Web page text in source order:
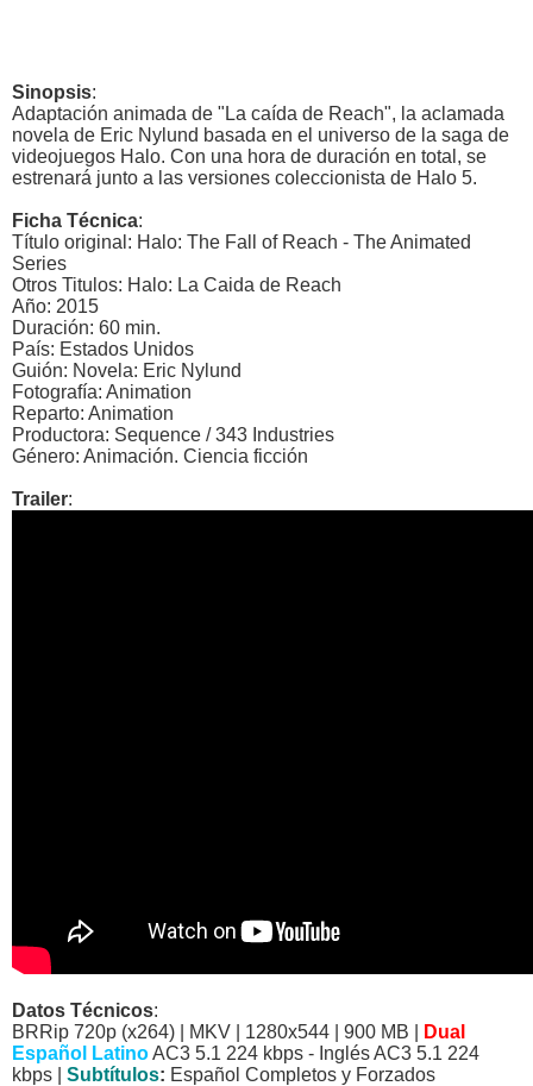
Sinopsis:
Adaptación animada de "La caída de Reach", la aclamada
novela de Eric Nylund basada en el universo de la saga de
videojuegos Halo. Con una hora de duración en total, se
estrenará junto a las versiones coleccionista de Halo 5.
Ficha Técnica:
Título original: Halo: The Fall of Reach - The Animated
Series
Otros Titulos: Halo: La Caida de Reach
Año: 2015
Duración: 60 min.
País: Estados Unidos
Guión: Novela: Eric Nylund
Fotografía: Animation
Reparto: Animation
Productora: Sequence / 343 Industries
Género: Animación. Ciencia ficción
Trailer:
Datos Técnicos:
BRRip 720p (x264) | MKV | 1280x544 | 900 MB |
Dual
Español LatinoAC3 5.1 224 kbps - Inglés AC3 5.1 224
kbps | Subtítulos: Español Completos y Forzados